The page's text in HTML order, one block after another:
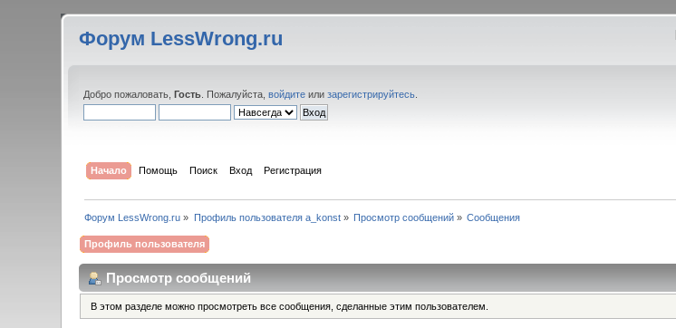
Форум LessWrong.ru
Добро пожаловать,Гость . Пожалуйста,войдите илизарегистрируйтесь
Начало Помощь Поиск Вход Регистрация
Форум LessWrong.ru » Профиль пользователя a_konst» Просмотр сообщений » Сообщения
Профиль пользователя
Просмотр сообщений
В этом разделе можно просмотреть все сообщения, сделанные этим пользователем.